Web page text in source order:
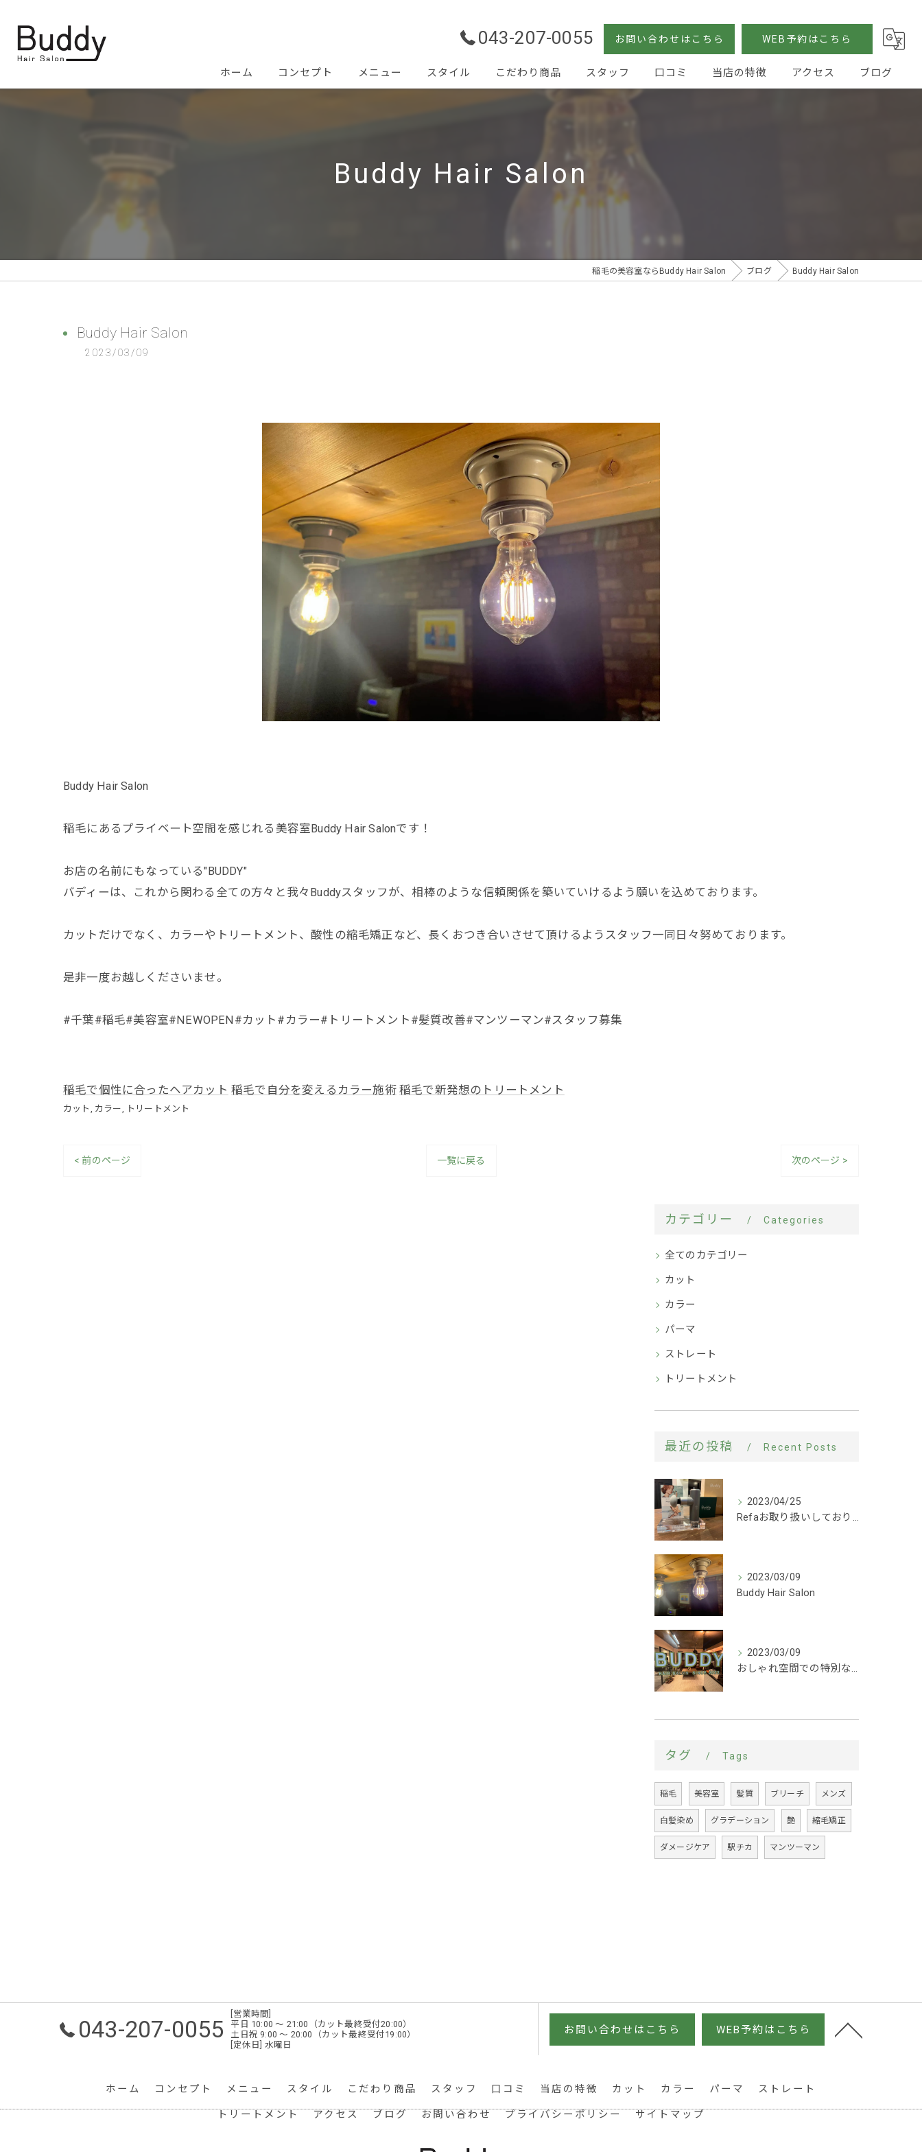
043-207-0055 お問い合わせはこちら WEB予約はこちら
ホーム コンセプト メニュー スタイル こだわり商品 スタッフ 口コミ 当店の特徴 アクセス ブログ
Buddy Hair Salon
稲毛の美容室ならBuddy Hair Salon ブログ Buddy Hair Salon
Buddy Hair Salon
2023/03/09
Buddy Hair Salon
稲毛にあるプライベート空間を感じれる美容室Buddy Hair Salonです！
お店の名前にもなっている"BUDDY"
バディーは、これから関わる全ての方々と我々Buddyスタッフが、相棒のような信頼関係を築いていけるよう願いを込めております。
カットだけでなく、カラーやトリートメント、酸性の縮毛矯正など、長くおつき合いさせて頂けるようスタッフ一同日々努めております。
是非一度お越しくださいませ。
#千葉#稲毛#美容室#NEWOPEN#カット#カラー#トリートメント#髪質改善#マンツーマン#スタッフ募集
稲毛で個性に合ったヘアカット 稲毛で自分を変えるカラー施術 稲毛で新発想のトリートメント
カット カラー トリートメント
< 前のページ 一覧に戻る 次のページ >
カテゴリー Categories
全てのカテゴリー
カット
カラー
パーマ
ストレート
トリートメント
最近の投稿 Recent Posts
2023/04/25
Refaお取り扱いしております！
2023/03/09
Buddy Hair Salon
2023/03/09
おしゃれ空間での特別な時間を｜稲毛にある美容室
タグ Tags
稲毛 美容室 髪質 ブリーチ メンズ
白髪染め グラデーション 艶 縮毛矯正
ダメージケア 駅チカ マンツーマン
043-207-0055
[営業時間]
平日 10:00 ～ 21:00（カット最終受付20:00）
土日祝 9:00 ～ 20:00（カット最終受付19:00）
[定休日] 水曜日
お問い合わせはこちら WEB予約はこちら
ホーム コンセプト メニュー スタイル こだわり商品 スタッフ 口コミ 当店の特徴 カット カラー パーマ ストレート
トリートメント アクセス ブログ お問い合わせ プライバシーポリシー サイトマップ